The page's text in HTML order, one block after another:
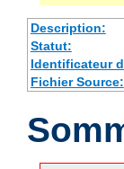
Description:
Statut:
Identificateur
Fichier Source: